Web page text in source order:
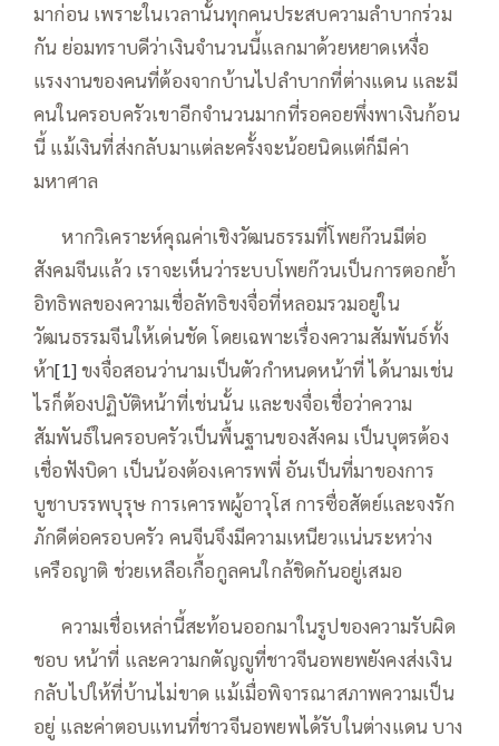
มาก่อน เพราะในเวลานั้นทุกคนประสบความลำบากร่วม
กัน ย่อมทราบดีว่าเงินจำนวนนี้แลกมาด้วยหยาดเหงื่อ
แรงงานของคนที่ต้องจากบ้านไปลำบากที่ต่างแดน และมี
คนในครอบครัวเขาอีกจำนวนมากที่รอคอยพึ่งพาเงินก้อน
นี้ แม้เงินที่ส่งกลับมาแต่ละครั้งจะน้อยนิดแต่ก็มีค่า
มหาศาล
—–หากวิเคราะห์คุณค่าเชิงวัฒนธรรมที่โพยก๊วนมีต่อ
สังคมจีนแล้ว เราจะเห็นว่าระบบโพยก๊วนเป็นการตอกย้ำ
อิทธิพลของความเชื่อลัทธิขงจื่อที่หลอมรวมอยู่ใน
วัฒนธรรมจีนให้เด่นชัด โดยเฉพาะเรื่องความสัมพันธ์ทั้ง
ห้า[1]ขงจื่อสอนว่านามเป็นตัวกำหนดหน้าที่ ได้นามเช่น
ไรก็ต้องปฏิบัติหน้าที่เช่นนั้น และขงจื่อเชื่อว่าความ
สัมพันธ์ในครอบครัวเป็นพื้นฐานของสังคม เป็นบุตรต้อง
เชื่อฟังบิดา เป็นน้องต้องเคารพพี่ อันเป็นที่มาของการ
บูชาบรรพบุรุษ การเคารพผู้อาวุโส การซื่อสัตย์และจงรัก
ภักดีต่อครอบครัว คนจีนจึงมีความเหนียวแน่นระหว่าง
เครือญาติ ช่วยเหลือเกื้อกูลคนใกล้ชิดกันอยู่เสมอ
—–ความเชื่อเหล่านี้สะท้อนออกมาในรูปของความรับผิด
ชอบ หน้าที่ และความกตัญญูที่ชาวจีนอพยพยังคงส่งเงิน
กลับไปให้ที่บ้านไม่ขาด แม้เมื่อพิจารณาสภาพความเป็น
อยู่ และค่าตอบแทนที่ชาวจีนอพยพได้รับในต่างแดน บาง